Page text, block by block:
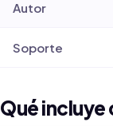
Autor
Soporte
Qué incluye